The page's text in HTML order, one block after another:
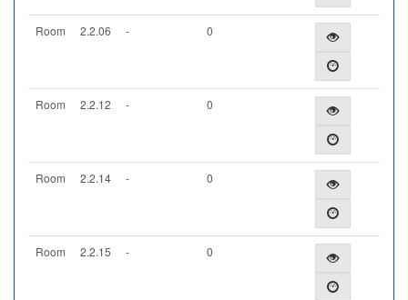
Room 2.2.06 - 0
Room 2.2.12 - 0
Room 2.2.14 - 0
Room 2.2.15 - 0